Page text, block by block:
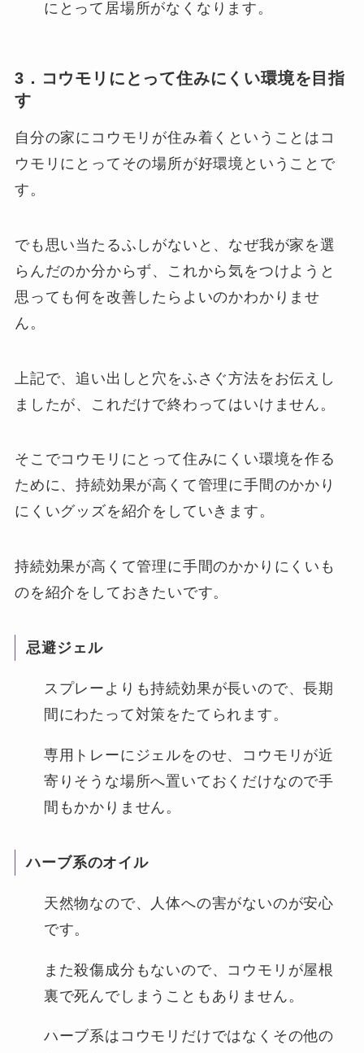
にとって居場所がなくなります。
3．コウモリにとって住みにくい環境を目指
す
自分の家にコウモリが住み着くということはコ
ウモリにとってその場所が好環境ということで
す。
でも思い当たるふしがないと、なぜ我が家を選
らんだのか分からず、これから気をつけようと
思っても何を改善したらよいのかわかりませ
ん。
上記で、追い出しと穴をふさぐ方法をお伝えし
ましたが、これだけで終わってはいけません。
そこでコウモリにとって住みにくい環境を作る
ために、持続効果が高くて管理に手間のかかり
にくいグッズを紹介をしていきます。
持続効果が高くて管理に手間のかかりにくいも
のを紹介をしておきたいです。
忌避ジェル
スプレーよりも持続効果が長いので、長期
間にわたって対策をたてられます。
専用トレーにジェルをのせ、コウモリが近
寄りそうな場所へ置いておくだけなので手
間もかかりません。
ハーブ系のオイル
天然物なので、人体への害がないのが安心
です。
また殺傷成分もないので、コウモリが屋根
裏で死んでしまうこともありません。
ハーブ系はコウモリだけではなくその他の